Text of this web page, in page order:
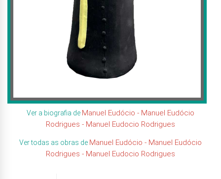
Ver a biografia de Manuel Eudócio - Manuel Eudócio
Rodrigues - Manuel Eudocio Rodrigues
Ver todas as obras de Manuel Eudócio - Manuel Eudócio
Rodrigues - Manuel Eudocio Rodrigues